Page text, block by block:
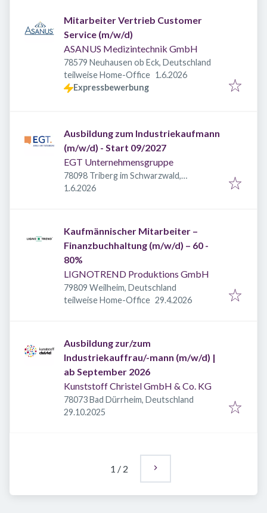
Mitarbeiter Vertrieb Customer
Service (m/w/d)
ASANUS Medizintechnik GmbH
78579 Neuhausen ob Eck, Deutschland
teilweise Home-Office Veröffentlicht
1.6.2026
Expressbewerbung
Ausbildung zum Industriekaufmann
(m/w/d) - Start 09/2027
EGT Unternehmensgruppe
78098 Triberg im Schwarzwald,
Deutschland
Veröffentlicht
1.6.2026
Kaufmännischer Mitarbeiter –
Finanzbuchhaltung (m/w/d) – 60 -
80%
LIGNOTREND Produktions GmbH
79809 Weilheim, Deutschland
teilweise Home-Office Veröffentlicht
29.4.2026
Ausbildung zur/zum
Industriekauffrau/-mann (m/w/d) |
ab September 2026
Kunststoff Christel GmbH & Co. KG
78073 Bad Dürrheim, Deutschland
Veröffentlicht
29.10.2025
1 / 2